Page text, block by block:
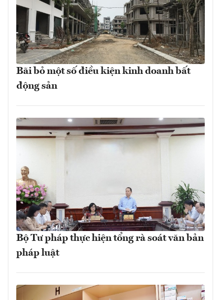
Bãi bỏ một số điều kiện kinh doanh bất
động sản
Bộ Tư pháp thực hiện tổng rà soát văn bản
pháp luật